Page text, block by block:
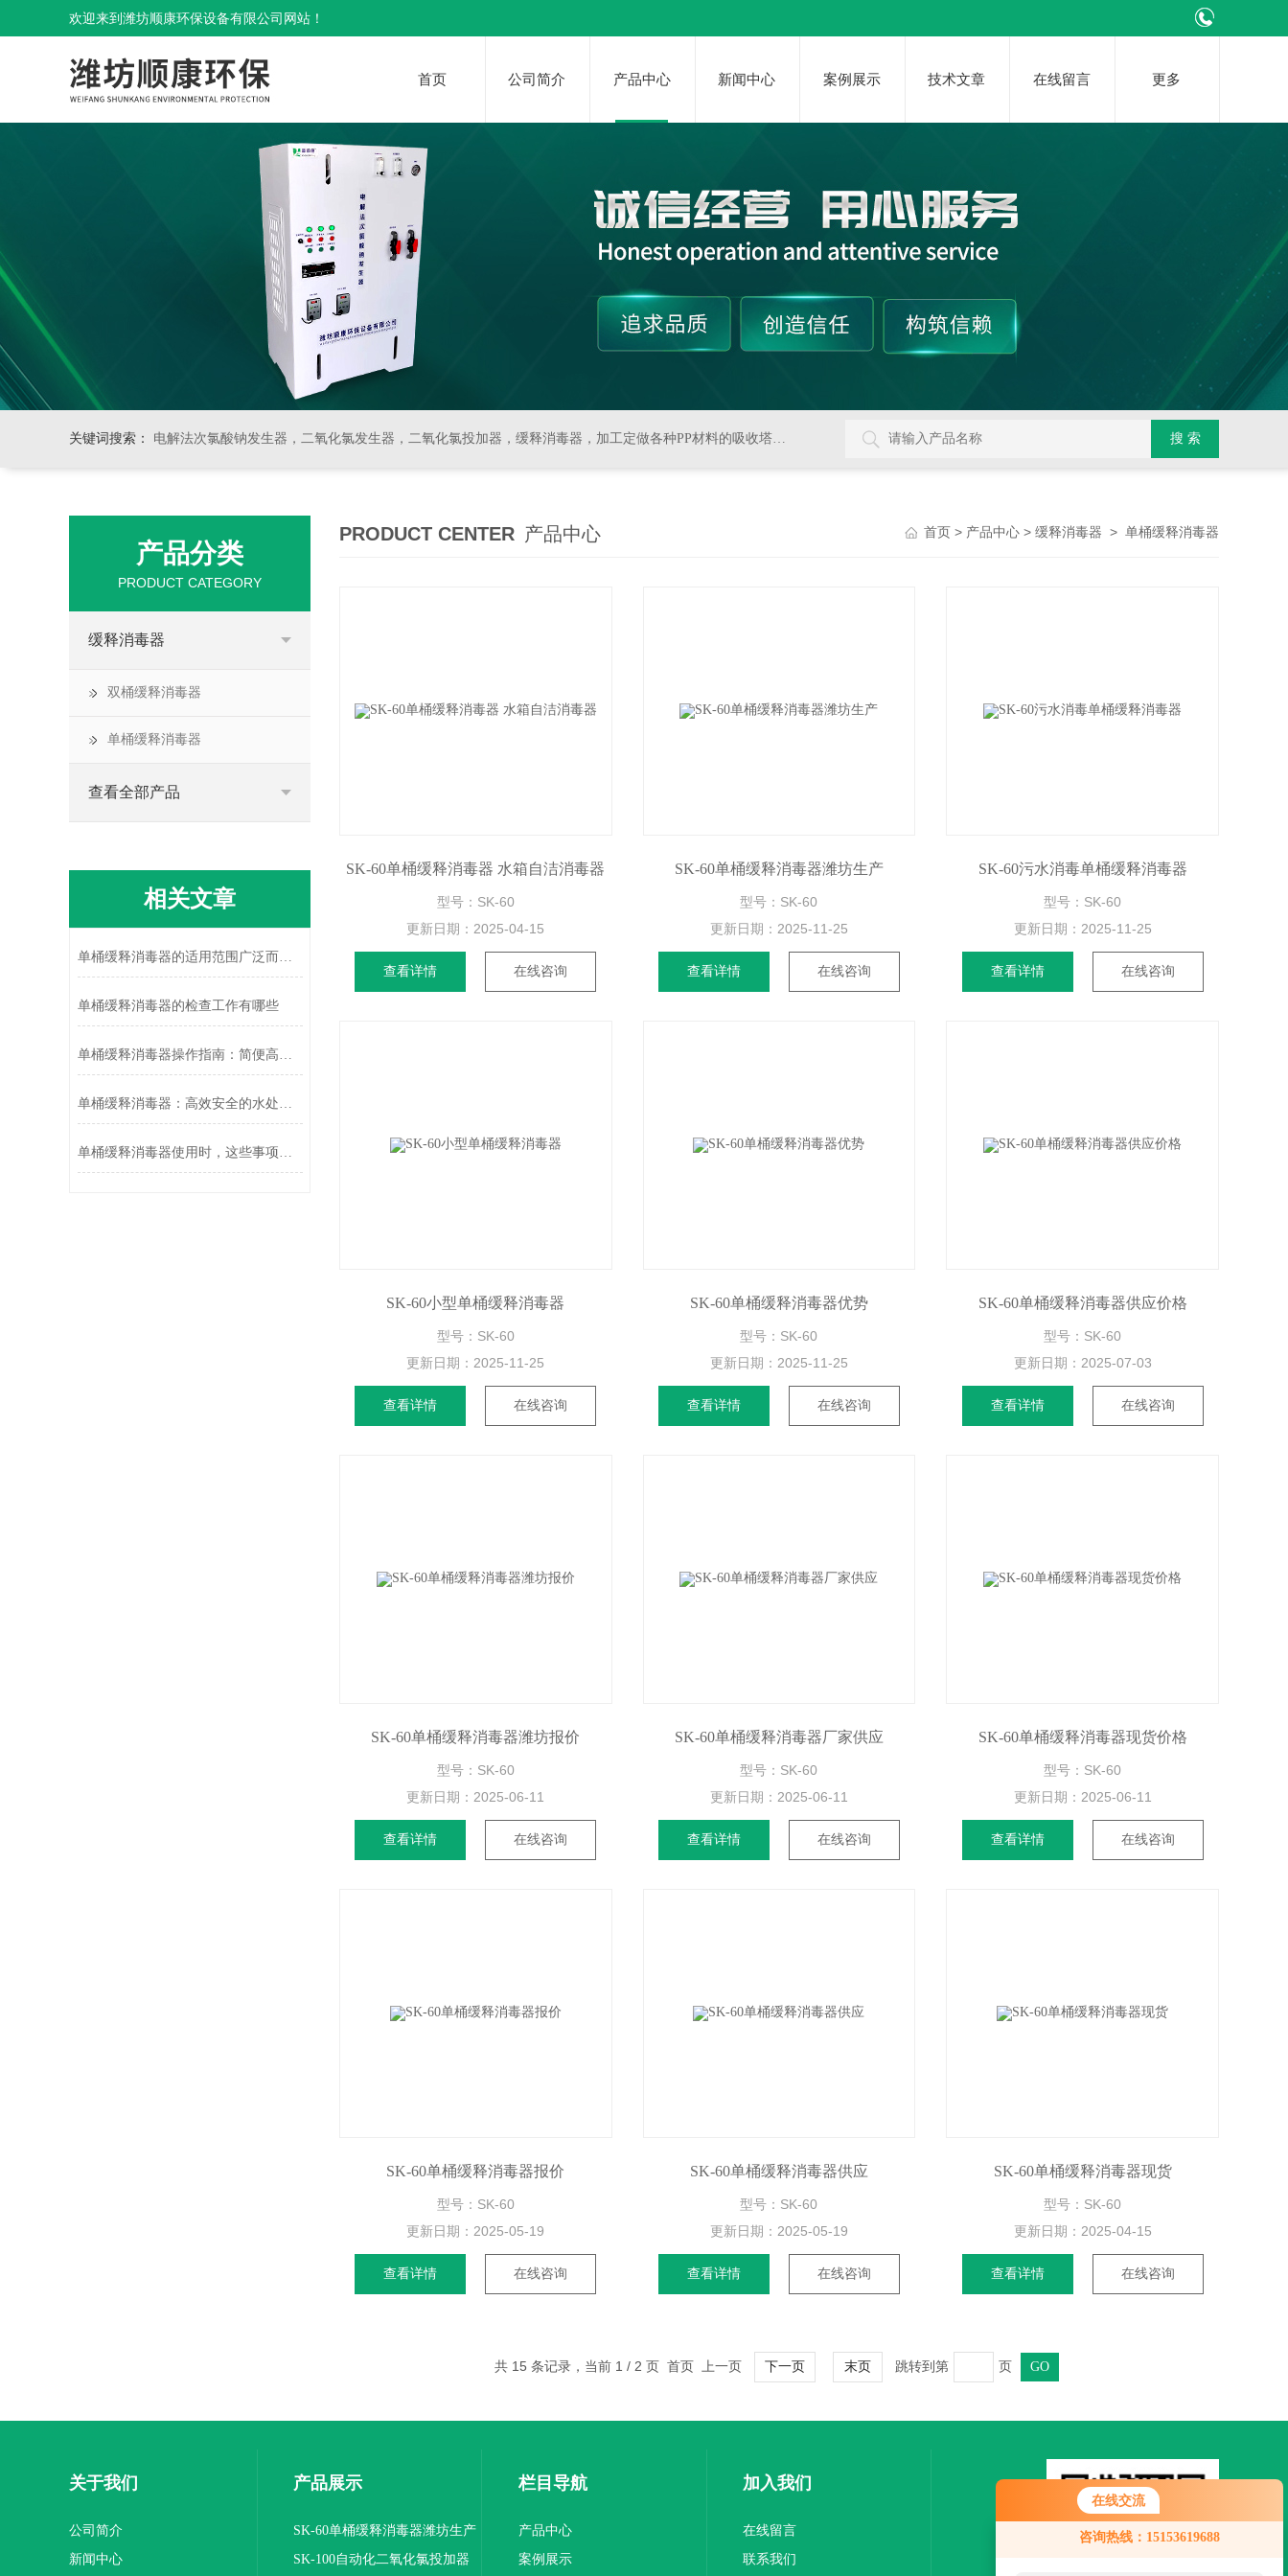
在线交流
咨询热线：15153619688
您好！欢迎前来咨询，很高兴为您
服务，请问您要咨询什么问题呢？
欢迎来到潍坊顺康环保设备有限公司网站！
首页 公司简介 产品中心 新闻中心 案例展示 技术文章 在线留言 更多
关键词搜索： 电解法次氯酸钠发生器，二氧化氯发生器，二氧化氯投加器，缓释消毒器，加工定做各种PP材料的吸收塔尾气处理，排风管道，PVC材料的杀菌，消毒等设备
产品分类
PRODUCT CATEGORY
缓释消毒器
双桶缓释消毒器
单桶缓释消毒器
查看全部产品
相关文章
单桶缓释消毒器的适用范围广泛而重要
单桶缓释消毒器的检查工作有哪些
单桶缓释消毒器操作指南：简便高效的使用流程
单桶缓释消毒器：高效安全的水处理新方案
单桶缓释消毒器使用时，这些事项得注意下
PRODUCT CENTER 产品中心 首页 > 产品中心 > 缓释消毒器 > 单桶缓释消毒器
SK-60单桶缓释消毒器 水箱自洁消毒器
型号：SK-60
更新日期： 2025-04-15
查看详情 在线咨询
SK-60单桶缓释消毒器潍坊生产
型号：SK-60
更新日期： 2025-11-25
查看详情 在线咨询
SK-60污水消毒单桶缓释消毒器
型号：SK-60
更新日期： 2025-11-25
查看详情 在线咨询
SK-60小型单桶缓释消毒器
型号：SK-60
更新日期： 2025-11-25
查看详情 在线咨询
SK-60单桶缓释消毒器优势
型号：SK-60
更新日期： 2025-11-25
查看详情 在线咨询
SK-60单桶缓释消毒器供应价格
型号：SK-60
更新日期： 2025-07-03
查看详情 在线咨询
SK-60单桶缓释消毒器潍坊报价
型号：SK-60
更新日期： 2025-06-11
查看详情 在线咨询
SK-60单桶缓释消毒器厂家供应
型号：SK-60
更新日期： 2025-06-11
查看详情 在线咨询
SK-60单桶缓释消毒器现货价格
型号：SK-60
更新日期： 2025-06-11
查看详情 在线咨询
SK-60单桶缓释消毒器报价
型号：SK-60
更新日期： 2025-05-19
查看详情 在线咨询
SK-60单桶缓释消毒器供应
型号：SK-60
更新日期： 2025-05-19
查看详情 在线咨询
SK-60单桶缓释消毒器现货
型号：SK-60
更新日期： 2025-04-15
查看详情 在线咨询
共 15 条记录，当前 1 / 2 页 首页 上一页 下一页 末页 跳转到第 页
关于我们
公司简介
新闻中心
产品展示
SK-60单桶缓释消毒器潍坊生产
SK-100自动化二氧化氯投加器
栏目导航
产品中心
案例展示
加入我们
在线留言
联系我们